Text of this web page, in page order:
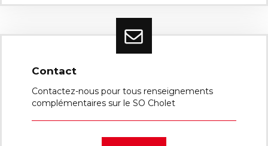
Contact
Contactez-nous pour tous renseignements
complémentaires sur le SO Cholet